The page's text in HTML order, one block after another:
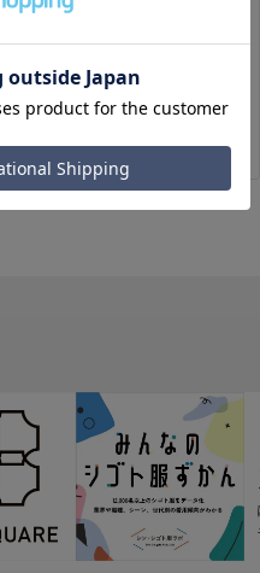
キャンセル手続きはご利用